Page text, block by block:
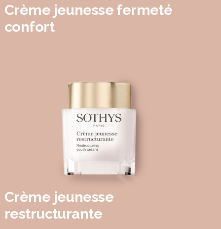
Crème jeunesse fermeté
confort
Crème jeunesse
restructurante